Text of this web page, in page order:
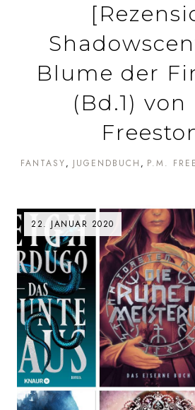
Blume der
(Bd.1) von
FANTASY JUGENDBUCH P.M.
22. JANUAR 2020